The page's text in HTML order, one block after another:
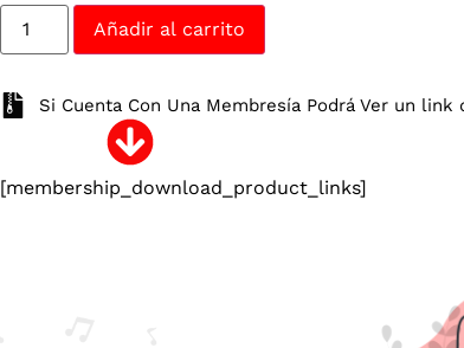
Añadir al carrito
Si Cuenta Con Una Membresía Podrá Ver un link
[membership_download_product_links]